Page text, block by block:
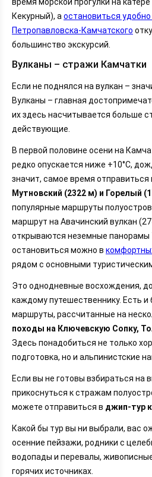
время морской прогулки на
Кекурный), аостановиться
Петропавловска-Камчатского
большинство экскурсий.
Вулканы – стражи Камчатки
Если не поднялся на вулкан –
Вулканы – главная
их здесь насчитывается больше
действующие.
В первой половине осени на
редко опускается ниже +10°C,
значит, самое время
Мутновский (2322 м) и Горелый
популярные маршруты
маршрут на Авачинский вулкан
открываются неземные панорамы
остановиться можно в
рядом с основными
Это однодневные восхождения,
каждому путешественнику. Есть
маршруты, рассчитанные на
походы на Ключевскую Сопку,
Здесь понадобиться не только
подготовка, но и альпинистские
Если вы не готовы взбираться на
прикоснуться к стражам
можете отправиться в джип-тур
Какой бы тур вы ни выбрали, вас
осенние пейзажи, родники с
водопады и перевалы,
горячих источниках.